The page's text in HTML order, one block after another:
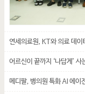
연세의료원, KT와 의료 데이
어르신이 끝까지 ‘나답게’ 사
메디팔, 병의원 특화 AI 에이